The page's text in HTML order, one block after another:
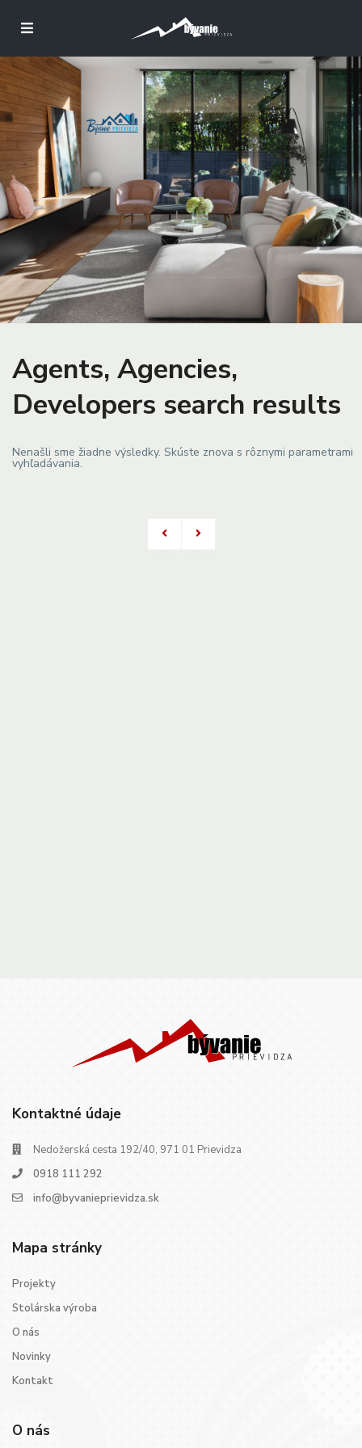
Agents, Agencies,
Developers search results
Nenašli sme žiadne výsledky. Skúste znova s ​​rôznymi parametrami
vyhľadávania.
Kontaktné údaje
Nedožerská cesta 192/40, 971 01 Prievidza
0918 111 292
info@byvanieprievidza.sk
Mapa stránky
Projekty
Stolárska výroba
O nás
Novinky
Kontakt
O nás